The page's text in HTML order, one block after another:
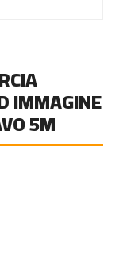
IMMAGINE
5M